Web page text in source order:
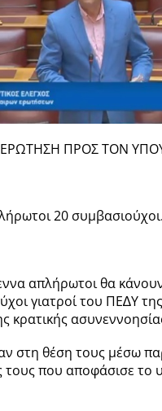
ΕΡΩΤΗΣΗ ΠΡΟΣ ΤΟΝ
20
απλήρωτοι θα
γιατροί του ΠΕ∆Υ
κρατικής
στη θέση τους µέσω
που αποφάσισε το